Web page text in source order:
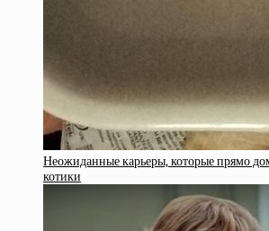
Неожиданные карьеры, которые прямо
котики